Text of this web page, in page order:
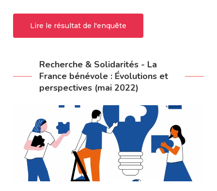
Lire le résultat de l'enquête
Recherche & Solidarités - La
France bénévole : Évolutions et
perspectives (mai 2022)